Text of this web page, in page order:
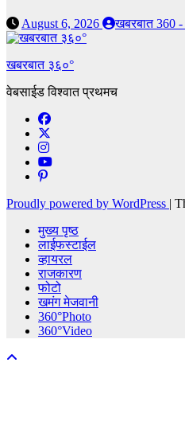
August 6, 2026 खबरबात 360 -
खबरबात ३६०°
वेबसाईड विश्वात प्रथमच
Proudly powered by WordPress |
मुख्य पृष्ठ
लाईफस्टाईल
व्हायरल
राजकारण
फोटो
खमंग मेजवानी
360°Photo
360°Video